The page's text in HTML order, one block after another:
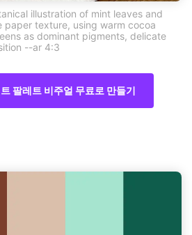
illustration of mint leaves and
texture, using warm cocoa
as dominant pigments, delicate
--ar 4:3
팔레트 비주얼 무료로 만들기